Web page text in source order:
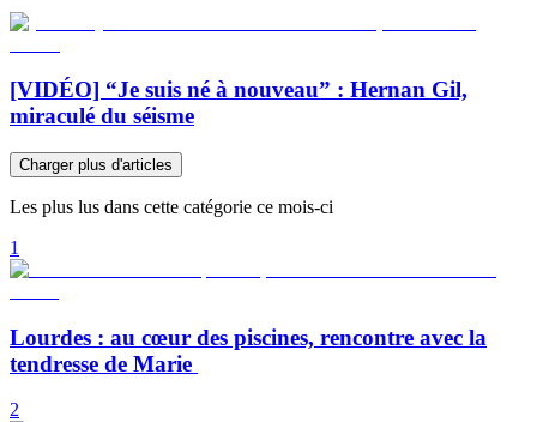
[VIDÉO] “Je suis né à nouveau” : Hernan Gil,
miraculé du séisme
Charger plus d'articles
Les plus lus dans cette catégorie ce mois-ci
1
Lourdes : au cœur des piscines, rencontre avec la
tendresse de Marie
2